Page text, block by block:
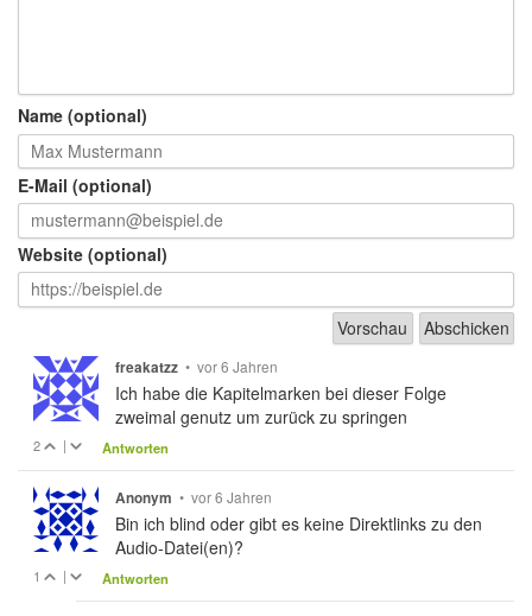
Name (optional)
E-Mail (optional)
Website (optional)
freakatzz • vor 6 Jahren
Ich habe die Kapitelmarken bei dieser Folge
zweimal genutz um zurück zu springen
2 | Antworten
Anonym • vor 6 Jahren
Bin ich blind oder gibt es keine Direktlinks zu den
Audio-Datei(en)?
1 | Antworten